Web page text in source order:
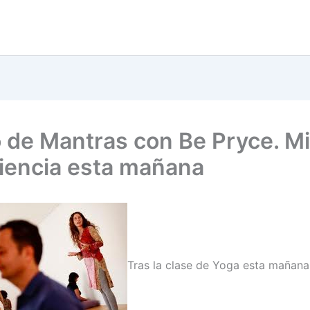
de Mantras con Be Pryce. Mi
esta mañana
Tras la clase de Yoga esta